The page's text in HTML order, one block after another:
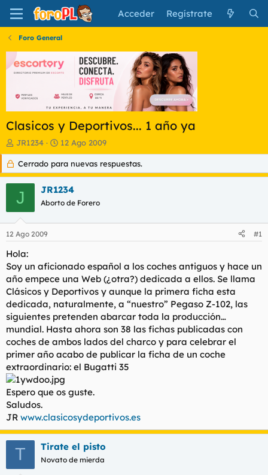
Acceder Regístrate
Foro General
Clasicos y Deportivos... 1 año ya
I
n
c
i
a
d
o
d
e
t
e
m
a
JR1234
F
e
c
h
a
d
e
i
o
12 Ago 2009
Cerrado para nuevas respuestas.
J JR1234
Aborto de Forero
12 Ago 2009 #1
Hola:
Soy un aficionado español a los coches antiguos y hace un
año empece una Web (¿otra?) dedicada a ellos. Se llama
Clásicos y Deportivos y aunque la primera ficha esta
dedicada, naturalmente, a “nuestro” Pegaso Z-102, las
siguientes pretenden abarcar toda la producción…
mundial. Hasta ahora son 38 las fichas publicadas con
coches de ambos lados del charco y para celebrar el
primer año acabo de publicar la ficha de un coche
extraordinario: el Bugatti 35
Espero que os guste.
Saludos.
JR www.clasicosydeportivos.es
T Tirate el pisto
Novato de mierda